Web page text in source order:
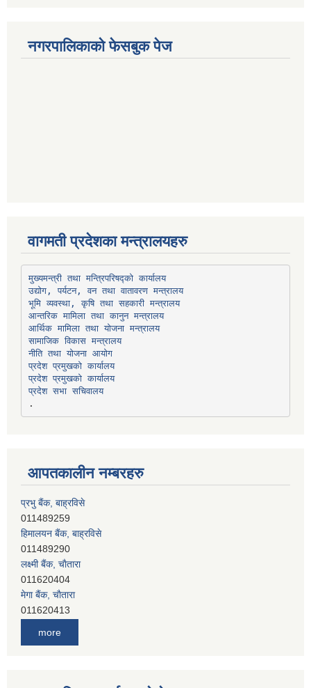
नगरपालिकाको फेसबुक पेज
वागमती प्रदेशका मन्त्रालयहरु
मुख्यमन्त्री तथा मन्त्रिपरिषद्को कार्यालय
उद्योग, पर्यटन, वन तथा वातावरण मन्त्रालय
भूमि व्यवस्था, कृषि तथा सहकारी मन्त्रालय
आन्तरिक मामिला तथा कानुन मन्त्रालय
आर्थिक मामिला तथा योजना मन्त्रालय
सामाजिक विकास मन्त्रालय
नीति तथा योजना आयोग
प्रदेश प्रमुखको कार्यालय
प्रदेश प्रमुखको कार्यालय
प्रदेश सभा सचिवालय
आपतकालीन नम्बरहरु
हिमालयन बैंक, बाह्रविसे
011489290
लक्ष्मी बैंक, चाैतारा
011620404
मेगा बैंक, चाैतारा
011620413
जनता बैंक, चाैतारा
011620406
more